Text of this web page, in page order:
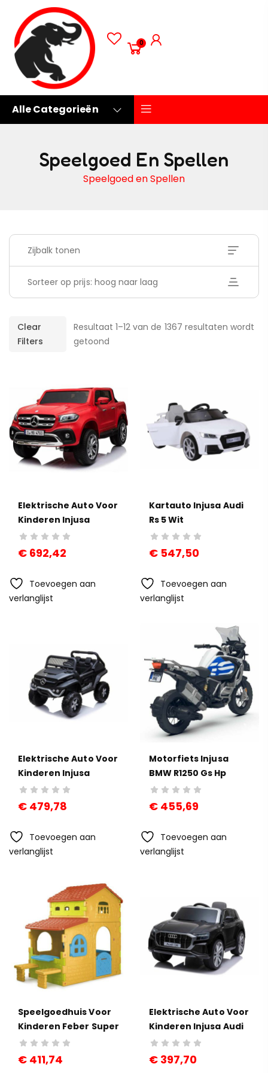
0
Alle Categorieën
Speelgoed En Spellen
Speelgoed en Spellen
Zijbalk tonen
Sorteer op prijs: hoog naar laag
Clear
Filters
Resultaat 1–12 van de 1367 resultaten wordt
getoond
Actiefiguren Barbie
€52,36
Elektrische Auto Voor
Kinderen Injusa
Mercedes Benz X
Class Pick Up Rood
€ 692,42
Toevoegen aan
verlanglijst
Kartauto Injusa Audi
Rs 5 Wit
€ 547,50
Toevoegen aan
verlanglijst
Elektrische Auto Voor
Kinderen Injusa
Mercedes Benz
Unimog Zwart
€ 479,78
Toevoegen aan
verlanglijst
Motorfiets Injusa
BMW R1250 Gs Hp
Adventure
€ 455,69
Toevoegen aan
verlanglijst
Speelgoedhuis Voor
Kinderen Feber Super
Villa Feber 180 X 110 X
206 Cm (180 X 110 X
€ 411,74
Elektrische Auto Voor
Kinderen Injusa Audi
Q8 Zwart
€ 397,70